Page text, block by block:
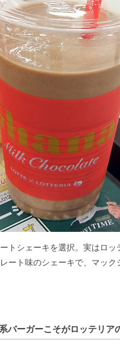
トシェーキを選択。実はロ
ート味のシェーキで、マッ
バーガーこそがロッテリア